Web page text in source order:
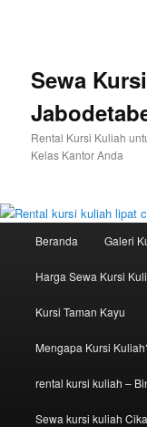
Sewa
Rental Kursi Kuliah
Kelas Kantor Anda
Skip to primary
Skip to secondary
Beranda Galeri
Harga Sewa Kursi
Kursi Taman Kayu
Mengapa Kursi
rental kursi kuliah –
Sewa kursi kuliah